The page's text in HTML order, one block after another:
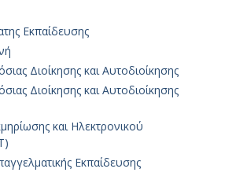
Εκπαίδευσης
Διοίκησης και Αυτοδιοίκησης
Διοίκησης και Αυτοδιοίκησης
και Ηλεκτρονικού
Εκπαίδευσης